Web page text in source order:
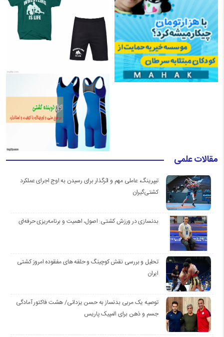
مقالات علمی
تیپرینگ، عاملی مهم و اثرگذار برای رسیدن به اوج اجرای عملکرد
کشتی‌گیران
بدنسازی در ورزش کشتی: اصول، اهمیت و برنامه‌ریزی حرفه‌ای
تحلیل و بررسی نقش کوچینگ و حلقه های مفقوده امروز کشتی
ایران
توصیه یک مربی بدنساز به حسن یزدانی/ هشت فاکتور آمادگی
جسم و ذهن برای المپیک پاریس